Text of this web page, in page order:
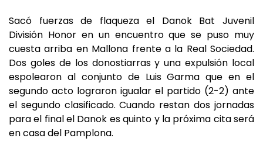
Sacó fuerzas de flaqueza el Danok Bat Juvenil
División Honor en un encuentro que se puso muy
cuesta arriba en Mallona frente a la Real Sociedad.
Dos goles de los donostiarras y una expulsión local
espolearon al conjunto de Luis Garma que en el
segundo acto lograron igualar el partido (2-2) ante
el segundo clasificado. Cuando restan dos jornadas
para el final el Danok es quinto y la próxima cita será
en casa del Pamplona.